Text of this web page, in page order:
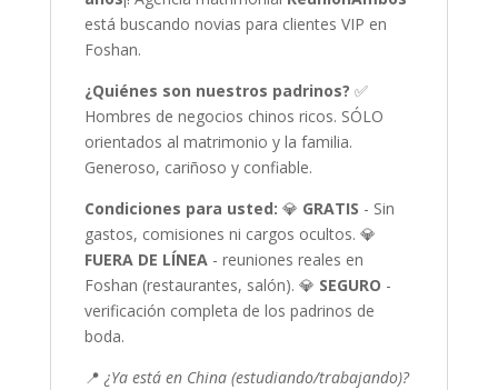
está buscando novias para clientes VIP en
Foshan.
¿Quiénes son nuestros padrinos? ✅
Hombres de negocios chinos ricos. SÓLO
orientados al matrimonio y la familia.
Generoso, cariñoso y confiable.
Condiciones para usted: 💎 GRATIS - Sin
gastos, comisiones ni cargos ocultos. 💎
FUERA DE LÍNEA- reuniones reales en
Foshan (restaurantes, salón). 💎 SEGURO -
verificación completa de los padrinos de
boda.
📍 ¿Ya está en China (estudiando/trabajando)?